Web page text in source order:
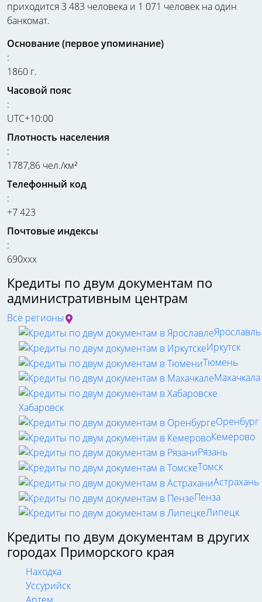
приходится 3 483 человека и 1 071 человек на один
банкомат.
Основание (первое упоминание)
:
1860 г.
Часовой пояс
:
UTC+10:00
Плотность населения
:
1787,86 чел./км²
Телефонный код
:
+7 423
Почтовые индексы
:
690xxx
Кредиты по двум документам по
административным центрам
Все регионы
Ярославль
Иркутск
Тюмень
Махачкала
Хабаровск
Оренбург
Кемерово
Рязань
Томск
Астрахань
Пенза
Липецк
Кредиты по двум документам в других
городах Приморского края
Находка
Уссурийск